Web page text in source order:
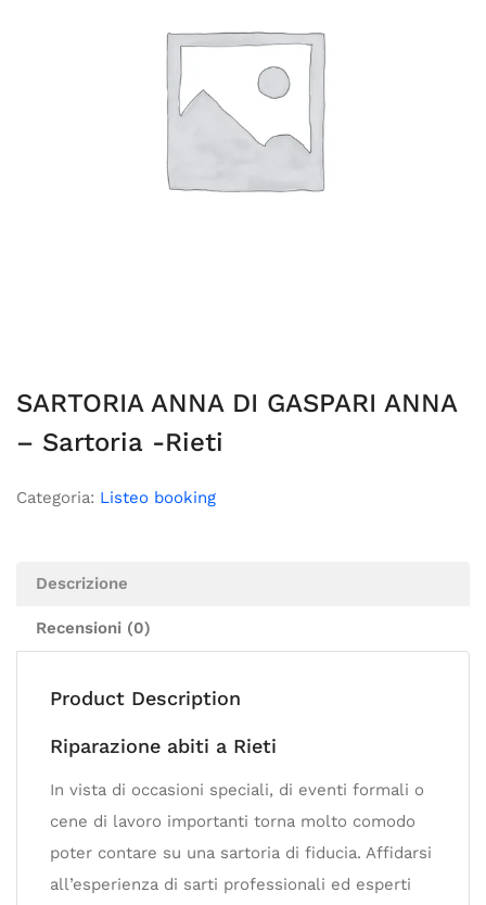
SARTORIA ANNA DI GASPARI ANNA
– Sartoria -Rieti
Categoria: Listeo booking
Descrizione
Recensioni (0)
Product Description
Riparazione abiti a Rieti
In vista di occasioni speciali, di eventi formali o
cene di lavoro importanti torna molto comodo
poter contare su una sartoria di fiducia. Affidarsi
all’esperienza di sarti professionali ed esperti